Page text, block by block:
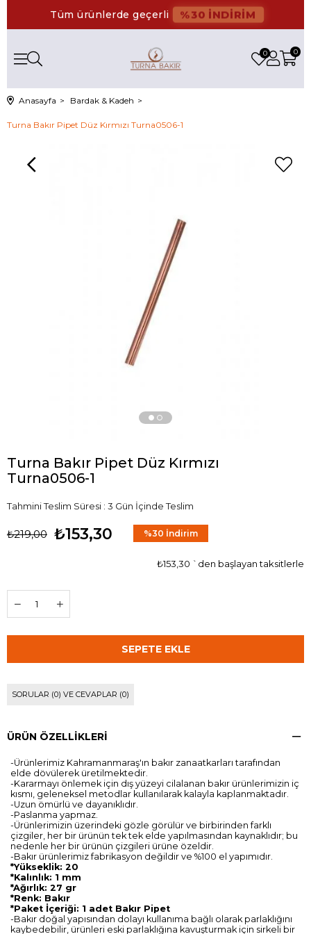
Tüm ürünlerde geçerli %30 İNDİRİM
0
0
Anasayfa Bardak & Kadeh
Turna Bakır Pipet Düz Kırmızı Turna0506-1
Turna Bakır Pipet Düz Kırmızı
Turna0506-1
Tahmini Teslim Süresi : 3 Gün İçinde Teslim
₺219,00 ₺153,30 %30 İndirim
₺153,30 `den başlayan taksitlerle
SORULAR (0) VE CEVAPLAR (0)
ÜRÜN ÖZELLIKLERI
-Ürünlerimiz Kahramanmaraş'ın bakır zanaatkarları tarafından
elde dövülerek üretilmektedir.
-Kararmayı önlemek için dış yüzeyi cilalanan bakır ürünlerimizin iç
kısmı, geleneksel metodlar kullanılarak kalayla kaplanmaktadır.
-Uzun ömürlü ve dayanıklıdır.
-Paslanma yapmaz.
-Ürünlerimizin üzerindeki gözle görülür ve birbirinden farklı
çizgiler, her bir ürünün tek tek elde yapılmasından kaynaklıdır; bu
nedenle her bir ürünün çizgileri ürüne özeldir.
-Bakır ürünlerimiz fabrikasyon değildir ve %100 el yapımıdır.
*Yükseklik: 20
*Kalınlık: 1 mm
*Ağırlık: 27 gr
*Renk: Bakır
*Paket İçeriği: 1 adet Bakır Pipet
-Bakır doğal yapısından dolayı kullanıma bağlı olarak parlaklığını
kaybedebilir, ürünleri eski parlaklığına kavuşturmak için sirkeli bir